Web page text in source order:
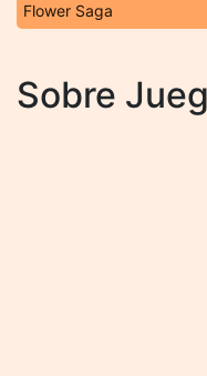
Flower Saga
Sobre